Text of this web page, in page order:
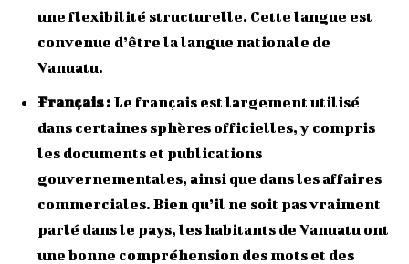
une flexibilité structurelle. Cette langue est
convenue d’être la langue nationale de
Vanuatu.
Français : Le français est largement utilisé
dans certaines sphères officielles, y compris
les documents et publications
gouvernementales, ainsi que dans les affaires
commerciales. Bien qu’il ne soit pas vraiment
parlé dans le pays, les habitants de Vanuatu ont
une bonne compréhension des mots et des